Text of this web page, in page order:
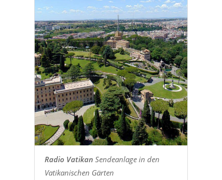
Radio Vatikan Sendeanlage in den
Vatikanischen Gärten